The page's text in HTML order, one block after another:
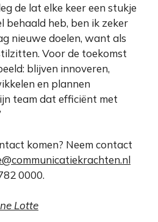
de lat elke keer een stukje
behaald heb, ben ik zeker
nieuwe doelen, want als
Voor de toekomst
blijven innoveren,
en plannen
team dat efficiënt met
komen? Neem contact
0000.
Lotte